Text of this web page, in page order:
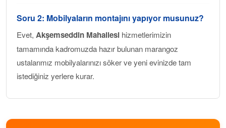
Soru 2: Mobilyaların montajını yapıyor musunuz?
Evet, Akşemseddin Mahallesi hizmetlerimizin
tamamında kadromuzda hazır bulunan marangoz
ustalarımız mobilyalarınızı söker ve yeni evinizde tam
istediğiniz yerlere kurar.